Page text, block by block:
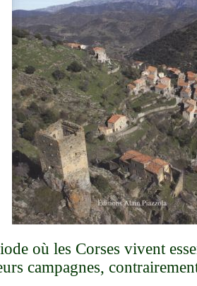
où les Corses vivent
campagnes,